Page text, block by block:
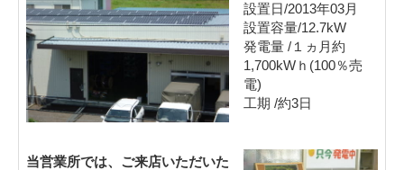
設置日/2013年03月
設置容量/12.7kW
発電量 /１ヵ月約
1,700kWｈ(100％売
電)
工期 /約3日
当営業所では、ご来店いただいた